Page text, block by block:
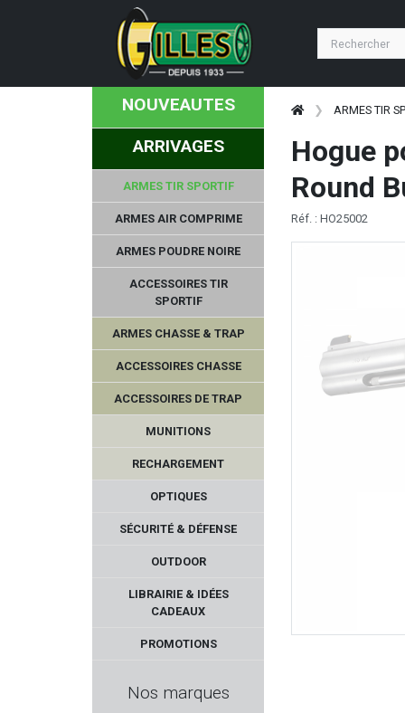
NOUVEAUTES
ARRIVAGES
ARMES TIR SPORTIF
ARMES AIR COMPRIME
ARMES POUDRE NOIRE
ACCESSOIRES TIR
SPORTIF
ARMES CHASSE & TRAP
ACCESSOIRES CHASSE
ACCESSOIRES DE TRAP
MUNITIONS
RECHARGEMENT
OPTIQUES
SÉCURITÉ & DÉFENSE
OUTDOOR
LIBRAIRIE & IDÉES
CADEAUX
PROMOTIONS
Nos marques
ARMES TIR
Hogue
Round
Réf. : HO25002